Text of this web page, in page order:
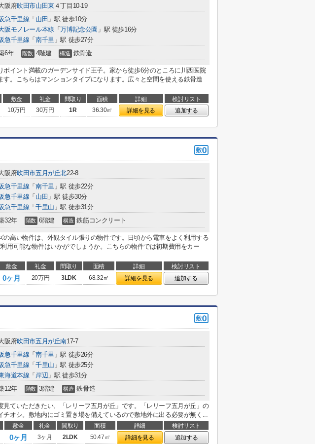
阪府吹田市山田東 ４丁目10-19
急千里線 「 山田 」駅 徒歩10分
阪モノレール本線 「万博記念公園 」駅 徒歩16分
急千里線 「 南千里 」駅 徒歩27分
6年 階数 4階建 構造 鉄骨造
ポイント満載のガーデンサイド王子。家から徒歩6分のところに川西医院
す。こちらはマンションタイプになります。広々と空間を使える鉄骨造
敷金 礼金 間取り 面積 詳細
検討リスト
10万円 30万円 1R 36.30㎡ 詳細を見る 追加する
阪府吹田市五月が丘北22-8
急千里線 「 南千里 」駅 徒歩22分
急千里線 「 山田 」駅 徒歩30分
急千里線 「 千里山 」駅 徒歩31分
32年 階数 6階建 構造 鉄筋コンクリート
の高い物件は、外観タイル張りの物件です。日頃から電車をよく利用する
用可能な物件はいかがでしょうか。こちらの物件では初期費用をカー
敷金 礼金 間取り 面積 詳細
検討リスト
0ヶ月 20万円 3LDK 68.32㎡ 詳細を見る 追加する
阪府吹田市五月が丘南17-7
急千里線 「 南千里 」駅 徒歩26分
急千里線 「 千里山 」駅 徒歩25分
海道本線 「 岸辺 」駅 徒歩31分
12年 階数 3階建 構造 鉄骨造
見ていただきたい、「レリーフ五月が丘」です。「レリーフ五月が丘」の
チオシ。敷地内にゴミ置き場を備えているので敷地外に出る必要が無く...
敷金 礼金 間取り 面積 詳細
検討リスト
0ヶ月 3ヶ月 2LDK 50.47㎡ 詳細を見る 追加する